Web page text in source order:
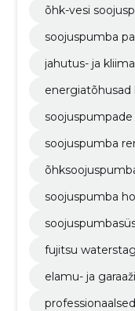
õhk-vesi
soojuspumba
jahutus- ja
soojuspumpade
soojuspumba
soojuspumba
fujitsu
elamu- ja